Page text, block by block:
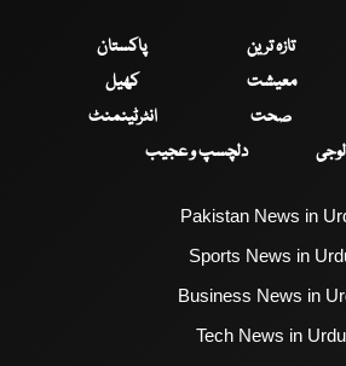
تازہ ترین
پاکستان
معیشت
کھیل
صحت
انٹرٹینمنٹ
دلچسپ و عجیب
Pakistan News in
Sports News in
Business News in
Tech News in Urdu